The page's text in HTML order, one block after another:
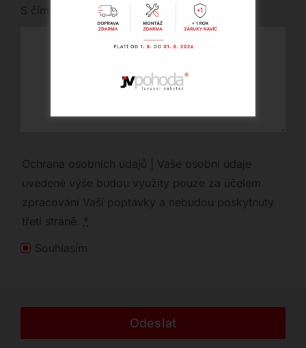
S čím vám můžeme pomoci?
Ochrana osobních údajů | Vaše osobní údaje
uvedené výše budou využity pouze za účelem
zpracování Vaší poptávky a nebudou poskytnuty
třetí straně. *
Souhlasím
Odeslat